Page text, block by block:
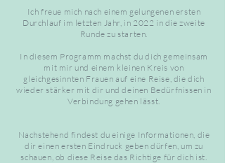
Ich freue mich nach einem gelungenen ersten
Durchlauf im letzten Jahr, in 2022 in die zweite
Runde zu starten.
In diesem Programm machst du dich gemeinsam
mit mir und einem kleinen Kreis von
gleichgesinnten Frauen auf eine Reise, die dich
wieder stärker mit dir und deinen Bedürfnissen in
Verbindung gehen lässt.
Nachstehend findest du einige Informationen, die
dir einen ersten Eindruck geben dürfen, um zu
schauen, ob diese Reise das Richtige für dich ist.